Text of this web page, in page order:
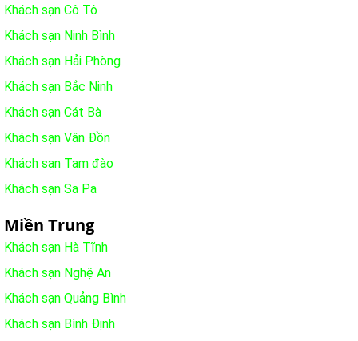
Khách sạn Cô Tô
Khách sạn Ninh Bình
Khách sạn Hải Phòng
Khách sạn Bắc Ninh
Khách sạn Cát Bà
Khách sạn Vân Đồn
Khách sạn Tam đào
Khách sạn Sa Pa
Miền Trung
Khách sạn Hà Tĩnh
Khách sạn Nghệ An
Khách sạn Quảng Bình
Khách sạn Bình Định